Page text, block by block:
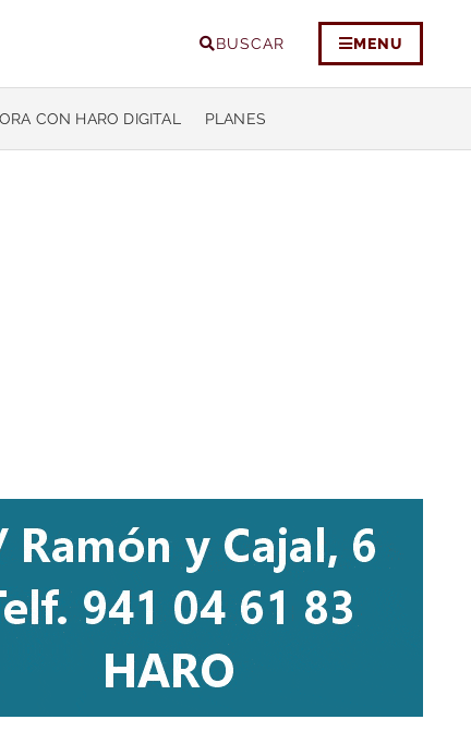
BUSCAR MENU
CON HARO DIGITAL PLANES